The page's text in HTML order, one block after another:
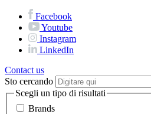
Facebook
Youtube
Instagram
LinkedIn
Contact us
Sto cercando
Scegli un tipo di risultati
Brands